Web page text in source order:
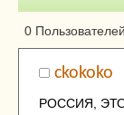
Автор
сегодня
343783
0
ckokoko
РОССИЯ,